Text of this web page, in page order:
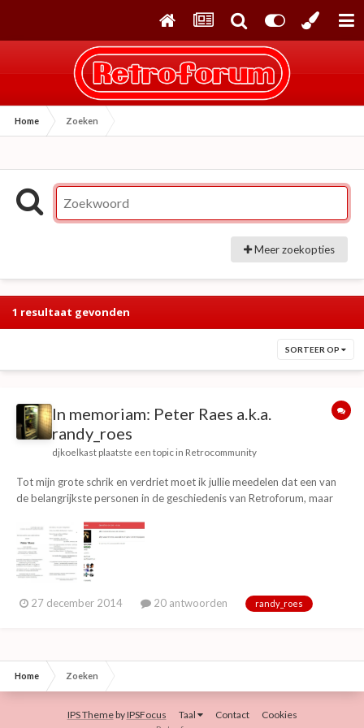
Home Zoeken
Meer zoekopties
1 resultaat gevonden
SORTEER OP
In memoriam: Peter Raes a.k.a.
randy_roes
djkoelkast plaatste een topic in Retrocommunity
Tot mijn grote schrik en verdriet moet ik jullie meedelen dat een van
de belangrijkste personen in de geschiedenis van Retroforum, maar
Acrobaat en Forumschorum begin deze maand, een maand voor zijn
30e verjaardag is overleden. Dit topic i...
27 december 2014 20 antwoorden randy_roes
Home Zoeken
IPS ThemebyIPSFocus Taal Contact
Cookies